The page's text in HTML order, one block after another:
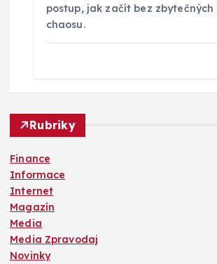
postup, jak začít bez zbytečných
chaosu.
Rubriky
Finance
Informace
Internet
Magazín
Media
Media Zpravodaj
Novinky